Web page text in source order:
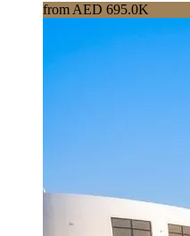
from AED 695.0K